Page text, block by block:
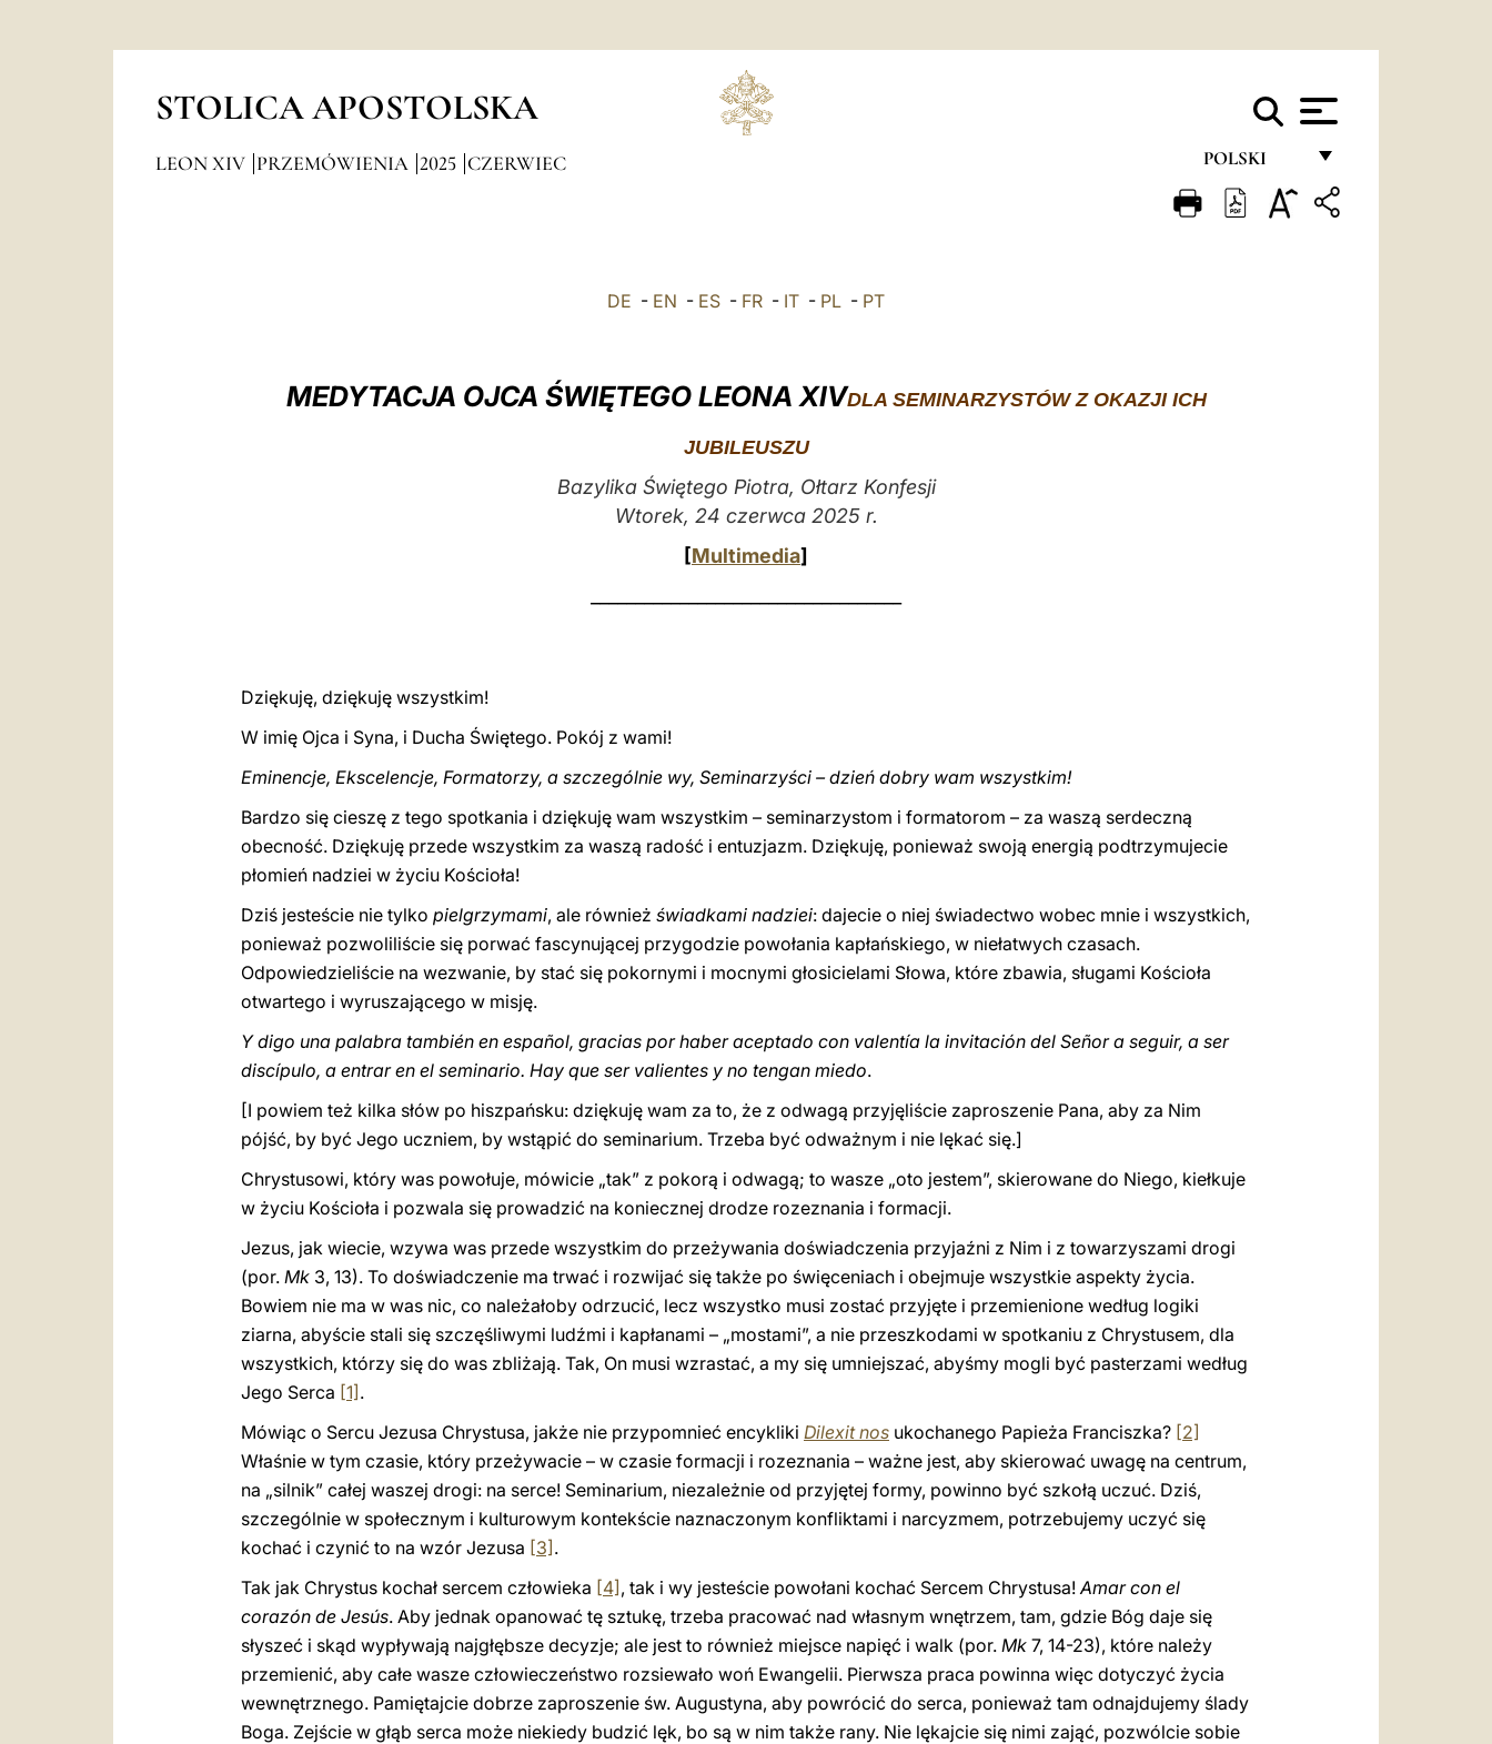
STOLICA APOSTOLSKA
POLSKI
FRANÇAIS
LEON XIV PRZEMÓWIENIA 2025 CZERWIEC
DE - EN - ES - FR - IT - PL - PT
MEDYTACJA OJCA ŚWIĘTEGO LEONA XIVDLA SEMINARZYSTÓW Z OKAZJI ICH
JUBILEUSZU
Bazylika Świętego Piotra, Ołtarz Konfesji
Wtorek, 24 czerwca 2025 r.
[Multimedia]
Dziękuję, dziękuję wszystkim!
W imię Ojca i Syna, i Ducha Świętego. Pokój z wami!
Eminencje, Ekscelencje, Formatorzy, a szczególnie wy, Seminarzyści – dzień dobry wam wszystkim!
Bardzo się cieszę z tego spotkania i dziękuję wam wszystkim – seminarzystom i formatorom – za waszą serdeczną
obecność. Dziękuję przede wszystkim za waszą radość i entuzjazm. Dziękuję, ponieważ swoją energią podtrzymujecie
płomień nadziei w życiu Kościoła!
Dziś jesteście nie tylko pielgrzymami, ale również świadkami nadziei: dajecie o niej świadectwo wobec mnie i wszystkich,
ponieważ pozwoliliście się porwać fascynującej przygodzie powołania kapłańskiego, w niełatwych czasach.
Odpowiedzieliście na wezwanie, by stać się pokornymi i mocnymi głosicielami Słowa, które zbawia, sługami Kościoła
otwartego i wyruszającego w misję.
Y digo una palabra también en español, gracias por haber aceptado con valentía la invitación del Señor a seguir, a ser
discípulo, a entrar en el seminario. Hay que ser valientes y no tengan miedo.
[I powiem też kilka słów po hiszpańsku: dziękuję wam za to, że z odwagą przyjęliście zaproszenie Pana, aby za Nim
pójść, by być Jego uczniem, by wstąpić do seminarium. Trzeba być odważnym i nie lękać się.]
Chrystusowi, który was powołuje, mówicie „tak” z pokorą i odwagą; to wasze „oto jestem”, skierowane do Niego, kiełkuje
w życiu Kościoła i pozwala się prowadzić na koniecznej drodze rozeznania i formacji.
Jezus, jak wiecie, wzywa was przede wszystkim do przeżywania doświadczenia przyjaźni z Nim i z towarzyszami drogi
(por. Mk 3, 13). To doświadczenie ma trwać i rozwijać się także po święceniach i obejmuje wszystkie aspekty życia.
Bowiem nie ma w was nic, co należałoby odrzucić, lecz wszystko musi zostać przyjęte i przemienione według logiki
ziarna, abyście stali się szczęśliwymi ludźmi i kapłanami – „mostami”, a nie przeszkodami w spotkaniu z Chrystusem, dla
wszystkich, którzy się do was zbliżają. Tak, On musi wzrastać, a my się umniejszać, abyśmy mogli być pasterzami według
Jego Serca [1] .
Mówiąc o Sercu Jezusa Chrystusa, jakże nie przypomnieć encykliki Dilexit nos ukochanego Papieża Franciszka? [2]
Właśnie w tym czasie, który przeżywacie – w czasie formacji i rozeznania – ważne jest, aby skierować uwagę na centrum,
na „silnik” całej waszej drogi: na serce! Seminarium, niezależnie od przyjętej formy, powinno być szkołą uczuć. Dziś,
szczególnie w społecznym i kulturowym kontekście naznaczonym konfliktami i narcyzmem, potrzebujemy uczyć się
kochać i czynić to na wzór Jezusa [3] .
Tak jak Chrystus kochał sercem człowieka [4] , tak i wy jesteście powołani kochać Sercem Chrystusa!Amar con el
corazón de Jesús. Aby jednak opanować tę sztukę, trzeba pracować nad własnym wnętrzem, tam, gdzie Bóg daje się
słyszeć i skąd wypływają najgłębsze decyzje; ale jest to również miejsce napięć i walk (por. Mk 7, 14-23), które należy
przemienić, aby całe wasze człowieczeństwo rozsiewało woń Ewangelii. Pierwsza praca powinna więc dotyczyć życia
wewnętrznego. Pamiętajcie dobrze zaproszenie św. Augustyna, aby powrócić do serca, ponieważ tam odnajdujemy ślady
Boga. Zejście w głąb serca może niekiedy budzić lęk, bo są w nim także rany. Nie lękajcie się nimi zająć, pozwólcie sobie